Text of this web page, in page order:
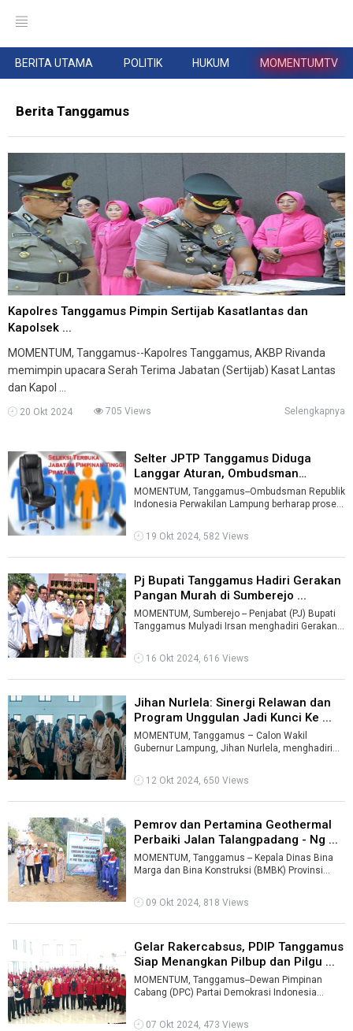
BERITA UTAMA POLITIK HUKUM MOMENTUMTV
Berita Tanggamus
Kapolres Tanggamus Pimpin Sertijab Kasatlantas dan
Kapolsek ...
MOMENTUM, Tanggamus--Kapolres Tanggamus, AKBP Rivanda
memimpin upacara Serah Terima Jabatan (Sertijab) Kasat Lantas
dan Kapol ...
20 Okt 2024 705 Views Selengkapnya
Selter JPTP Tanggamus Diduga
Langgar Aturan, Ombudsman
Lampung Be ...
MOMENTUM, Tanggamus--Ombudsman Republik
Indonesia Perwakilan Lampung berharap proses
19 Okt 2024, 582 Views
Pj Bupati Tanggamus Hadiri Gerakan
Pangan Murah di Sumberejo ...
MOMENTUM, Sumberejo -- Penjabat (PJ) Bupati
Tanggamus Mulyadi Irsan menghadiri Gerakan
16 Okt 2024, 616 Views
Jihan Nurlela: Sinergi Relawan dan
Program Unggulan Jadi Kunci Ke ...
MOMENTUM, Tanggamus – Calon Wakil
Gubernur Lampung, Jihan Nurlela, menghadiri
...
12 Okt 2024, 650 Views
Pemrov dan Pertamina Geothermal
Perbaiki Jalan Talangpadang - Ng ...
MOMENTUM, Tanggamus -- Kepala Dinas Bina
Marga dan Bina Konstruksi (BMBK) Provinsi
09 Okt 2024, 818 Views
Gelar Rakercabsus, PDIP Tanggamus
Siap Menangkan Pilbup dan Pilgu ...
MOMENTUM, Tanggamus--Dewan Pimpinan
Cabang (DPC) Partai Demokrasi Indonesia
kerja ...
07 Okt 2024, 473 Views